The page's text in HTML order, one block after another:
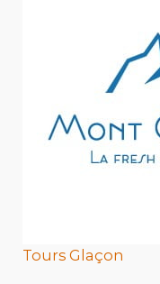
Tours Glaçon